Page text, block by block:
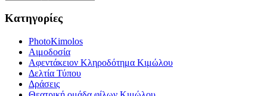
Κατηγορίες
PhotoKimolos
Αιμοδοσία
Αφεντάκειον Κληροδότημα Κιμώλου
Δελτία Τύπου
Δράσεις